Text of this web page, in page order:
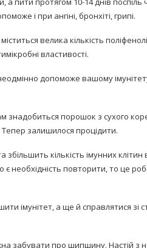
і при ангіні, бронхіті, грипі.
велика кількість
властивості.
допоможе вашому
порошок з сухого
Тепер залишилося процідити.
кількість імунних
є необхідність повторити, то це
імунітет, а ще й справлятися зі
забувати про шипшину. Настій з
в дітей
14/Бер/2020